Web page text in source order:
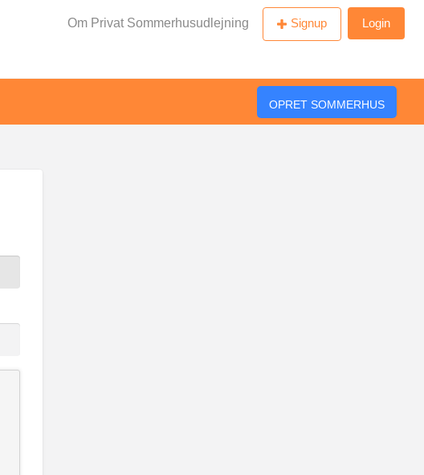
Om Privat Sommerhusudlejning Signup Login
OPRET SOMMERHUS